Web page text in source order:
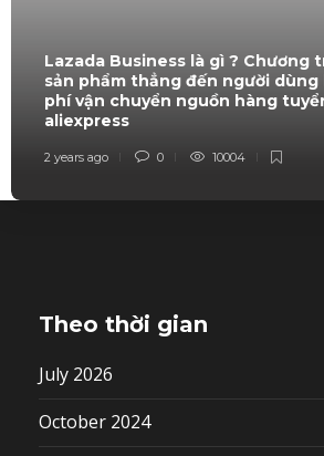
Lazada Business là gì ? Chương
sản phẩm thẳng đến người dùng
phí vận chuyển nguồn hàng
aliexpress
2 years ago 0 10004
Theo thời gian
July 2026
October 2024